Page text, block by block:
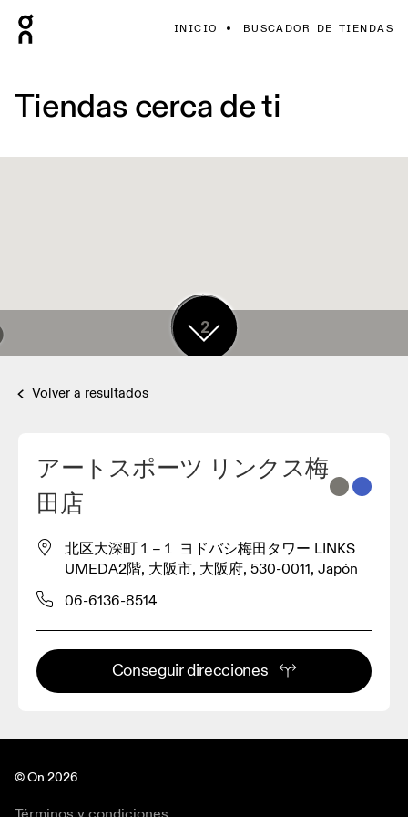
INICIO BUSCADOR DE TIENDAS
Tiendas cerca de ti
17
2
Volver a resultados
アートスポーツ リンクス梅
田店
北区大深町１−１ ヨドバシ梅田タワー LINKS
UMEDA2階, 大阪市, 大阪府, 530-0011, Japón
06-6136-8514
Conseguir direcciones
© On 2026